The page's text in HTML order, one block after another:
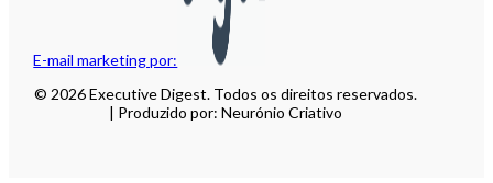
E-mail marketing por:
© 2026 Executive Digest. Todos os direitos reservados.
| Produzido por: Neurónio Criativo